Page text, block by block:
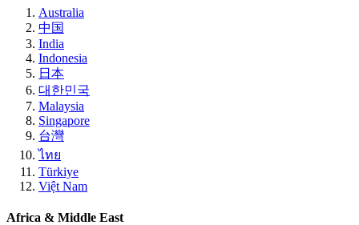
Australia
中国
India
Indonesia
日本
대한민국
Malaysia
Singapore
台灣
ไทย
Türkiye
Việt Nam
Africa & Middle East